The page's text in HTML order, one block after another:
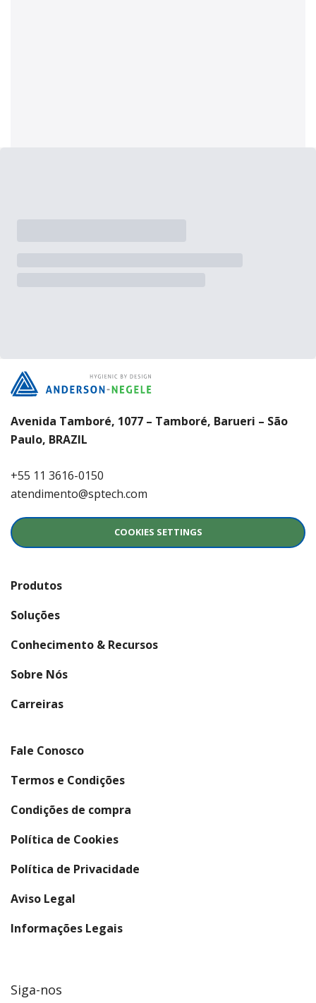
Avenida Tamboré, 1077 – Tamboré, Barueri – São
Paulo, BRAZIL
+55 11 3616-0150
atendimento@sptech.com
COOKIES SETTINGS
Produtos
Soluções
Conhecimento & Recursos
Sobre Nós
Carreiras(abre em nova janela)
Fale Conosco
Termos e Condições
Condições de compra
Política de Cookies
Política de Privacidade
Aviso Legal
Informações Legais
Siga-nos